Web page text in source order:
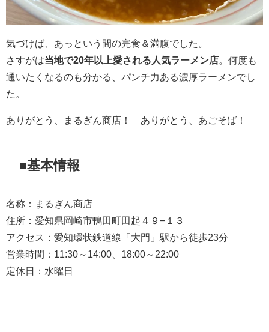
気づけば、あっという間の完食＆満腹でした。
さすがは当地で20年以上愛される人気ラーメン店 。何度も
通いたくなるのも分かる、パンチ力ある濃厚ラーメンでし
た。
ありがとう、まるぎん商店！ ありがとう、あごそば！
■基本情報
名称：まるぎん商店
住所：愛知県岡崎市鴨田町田起４９−１３
アクセス：愛知環状鉄道線「大門」駅から徒歩23分
営業時間：11:30～14:00、18:00～22:00
定休日：水曜日